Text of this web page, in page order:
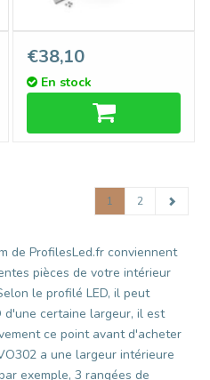
Raccord d'angle 90°
intérieur pour profilé LED
d'angle EVO302
€38,10
En stock
1 2
de ProfilesLed.fr conviennent
pièces de votre intérieur
le profilé LED, il peut
d'une certaine largeur, il est
ce point avant d'acheter
a une largeur intérieure
exemple, 3 rangées de